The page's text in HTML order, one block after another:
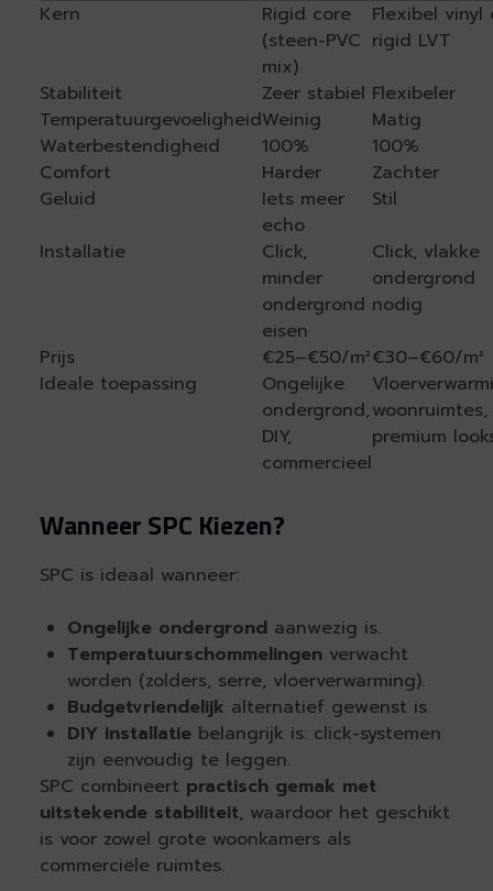
Kern
Rigid core
(steen-PVC
mix)
Flexibel vinyl
rigid LVT
Stabiliteit
Zeer stabiel Flexibeler
TemperatuurgevoeligheidWeinig
Matig
Waterbestendigheid
100%
100%
Comfort
Harder
Zachter
Geluid
Iets meer
echo
Stil
Installatie
Click,
minder
ondergrond
eisen
Click, vlakke
ondergrond
nodig
Prijs
€25–€50/m²€30–€60/m²
Ideale toepassing
Ongelijke
ondergrond,
DIY,
commercieel
woonruimtes,
premium
Wanneer SPC Kiezen?
SPC is ideaal wanneer:
Ongelijke ondergrondaanwezig is.
Temperatuurschommelingenverwacht
worden (zolders, serre, vloerverwarming).
Budgetvriendelijk alternatief gewenst is.
DIY installatie belangrijk is: click-systemen
zijn eenvoudig te leggen.
SPC combineert practisch gemak met
uitstekende stabiliteit, waardoor het geschikt
is voor zowel grote woonkamers als
commerciële ruimtes.